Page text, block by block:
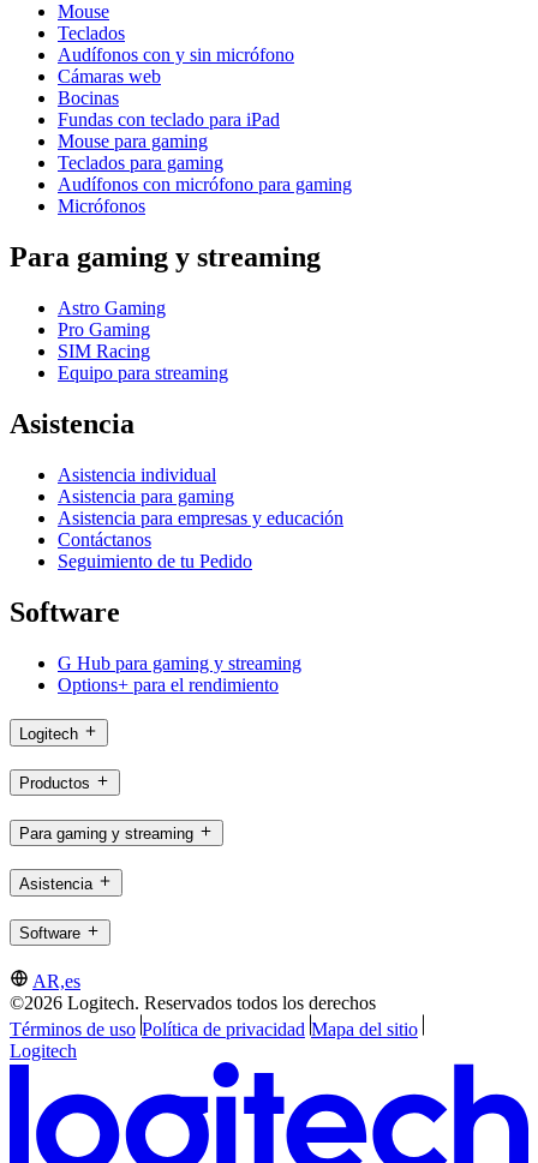
Mouse
Teclados
Audífonos con y sin micrófono
Cámaras web
Bocinas
Fundas con teclado para iPad
Mouse para gaming
Teclados para gaming
Audífonos con micrófono para gaming
Micrófonos
Para gaming y streaming
Astro Gaming
Pro Gaming
SIM Racing
Equipo para streaming
Asistencia
Asistencia individual
Asistencia para gaming
Asistencia para empresas y educación
Contáctanos
Seguimiento de tu Pedido
Software
G Hub para gaming y streaming
Options+ para el rendimiento
Logitech
Productos
Para gaming y streaming
Asistencia
Software
AR,es
©2026 Logitech. Reservados todos los derechos
Términos de uso Política de privacidad Mapa del sitio
Logitech